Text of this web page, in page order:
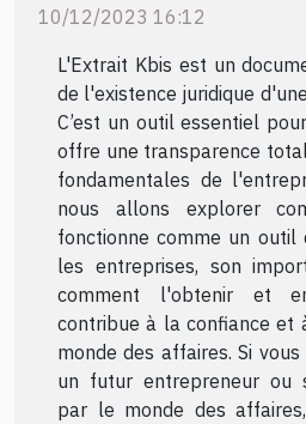
10/12/2023 16:12
L'Extrait Kbis est un
de l'existence juridique
C’est un outil essentiel
offre une transparence
fondamentales de
nous allons explorer
fonctionne comme un outil
les entreprises, son
comment l'obtenir et
contribue à la confiance et
monde des affaires. Si
un futur entrepreneur ou
par le monde des